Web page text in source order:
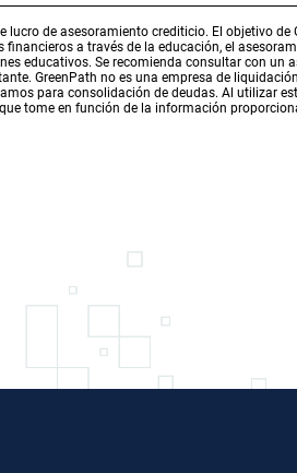
lucro de asesoramiento crediticio. El objetivo
a través de la educación, el
educativos. Se recomienda consultar con un
GreenPath no es una empresa de
para consolidación de deudas. Al utilizar
tome en función de la información